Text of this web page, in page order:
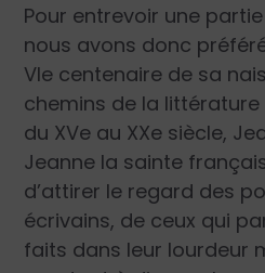
Pour entrevoir une
nous avons donc
VIe centenaire de sa
chemins de la
du XVe au XXe siècle,
Jeanne la sainte
d’attirer le regard des
écrivains, de ceux qui
faits dans leur lourdeur